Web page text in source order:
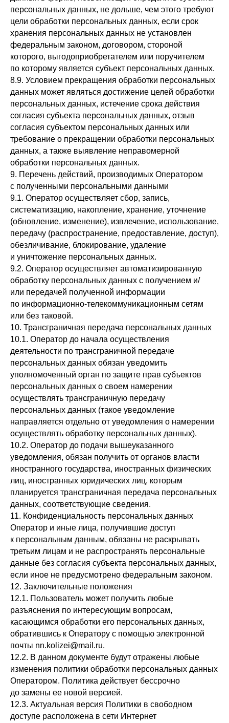
персональных данных, не дольше, чем этого требуют
цели обработки персональных данных, если срок
хранения персональных данных не установлен
федеральным законом, договором, стороной
которого, выгодоприобретателем или поручителем
по которому является субъект персональных данных.
8.9. Условием прекращения обработки персональных
данных может являться достижение целей обработки
персональных данных, истечение срока действия
согласия субъекта персональных данных, отзыв
согласия субъектом персональных данных или
требование о прекращении обработки персональных
данных, а также выявление неправомерной
обработки персональных данных.
9. Перечень действий, производимых Оператором
с полученными персональными данными
9.1. Оператор осуществляет сбор, запись,
систематизацию, накопление, хранение, уточнение
(обновление, изменение), извлечение, использование,
передачу (распространение, предоставление, доступ),
обезличивание, блокирование, удаление
и уничтожение персональных данных.
9.2. Оператор осуществляет автоматизированную
обработку персональных данных с получением и/
или передачей полученной информации
по информационно-телекоммуникационным сетям
или без таковой.
10. Трансграничная передача персональных данных
10.1. Оператор до начала осуществления
деятельности по трансграничной передаче
персональных данных обязан уведомить
уполномоченный орган по защите прав субъектов
персональных данных о своем намерении
осуществлять трансграничную передачу
персональных данных (такое уведомление
направляется отдельно от уведомления о намерении
осуществлять обработку персональных данных).
10.2. Оператор до подачи вышеуказанного
уведомления, обязан получить от органов власти
иностранного государства, иностранных физических
лиц, иностранных юридических лиц, которым
планируется трансграничная передача персональных
данных, соответствующие сведения.
11. Конфиденциальность персональных данных
Оператор и иные лица, получившие доступ
к персональным данным, обязаны не раскрывать
третьим лицам и не распространять персональные
данные без согласия субъекта персональных данных,
если иное не предусмотрено федеральным законом.
12. Заключительные положения
12.1. Пользователь может получить любые
разъяснения по интересующим вопросам,
касающимся обработки его персональных данных,
обратившись к Оператору с помощью электронной
почты nn.kolizei@mail.ru.
12.2. В данном документе будут отражены любые
изменения политики обработки персональных данных
Оператором. Политика действует бессрочно
до замены ее новой версией.
12.3. Актуальная версия Политики в свободном
доступе расположена в сети Интернет